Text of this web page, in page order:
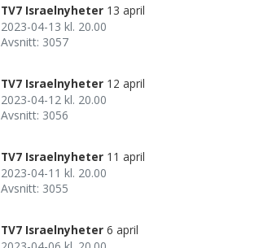
TV7 Israelnyheter 13 april
2023-04-13 kl. 20.00
Avsnitt: 3057
TV7 Israelnyheter 12 april
2023-04-12 kl. 20.00
Avsnitt: 3056
TV7 Israelnyheter 11 april
2023-04-11 kl. 20.00
Avsnitt: 3055
TV7 Israelnyheter 6 april